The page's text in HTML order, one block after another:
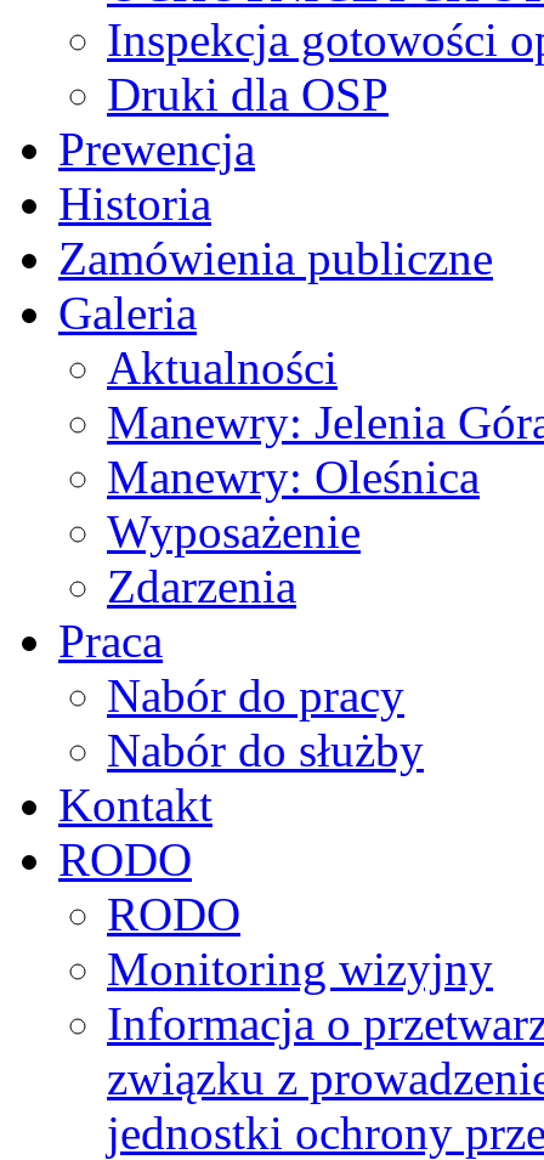
Inspekcja gotowości
Druki dla OSP
Prewencja
Historia
Zamówienia publiczne
Galeria
Aktualności
Manewry: Jelenia
Manewry: Oleśnica
Wyposażenie
Zdarzenia
Praca
Nabór do pracy
Nabór do służby
Kontakt
RODO
RODO
Monitoring wizyjny
Informacja o
związku z
jednostki ochrony